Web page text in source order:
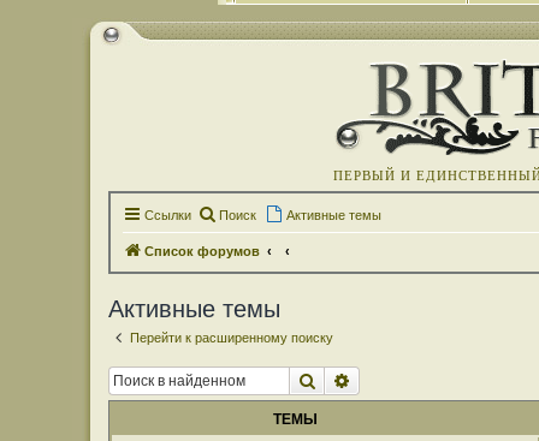
ПЕРВЫЙ И
Ссылки Поиск Активные темы
Список форумов
Активные темы
Перейти к расширенному поиску
Поиск
ТЕМЫ